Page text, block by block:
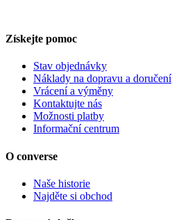
Získejte pomoc
Stav objednávky
Náklady na dopravu a doručení
Vrácení a výměny
Kontaktujte nás
Možnosti platby
Informační centrum
O converse
Naše historie
Najděte si obchod